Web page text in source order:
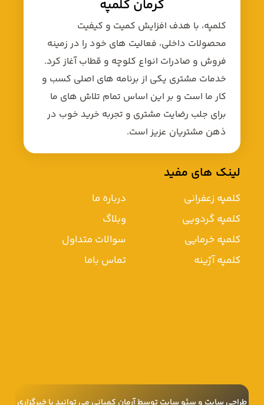
لینک های مفید
کلمپه زعفرانی
کلمپه گردویی
کلمپه خرمایی
کلمپه آژینه
درباره ما
وبلاگ
سوالات متداول
تماس باما
کرمان کلمپه
کلمپه، با هدف افزایش کمیت و کیفیت
محصولات داخلی، فعالیت های خود را در زمینه
فروش و صادرات انواع کلوچه و قطاب آغاز کرد.
خدمات مشتری یکی از برنامه های اصلی کسب و
کار ما است و بر این اساس تمام تلاش های ما
برای جلب رضایت مشتری و تجربه خرید خوب در
ذهن مشتریان عزیز است.